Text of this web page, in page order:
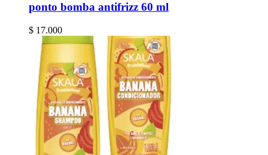
ponto bomba antifrizz 60 ml
$ 17.000